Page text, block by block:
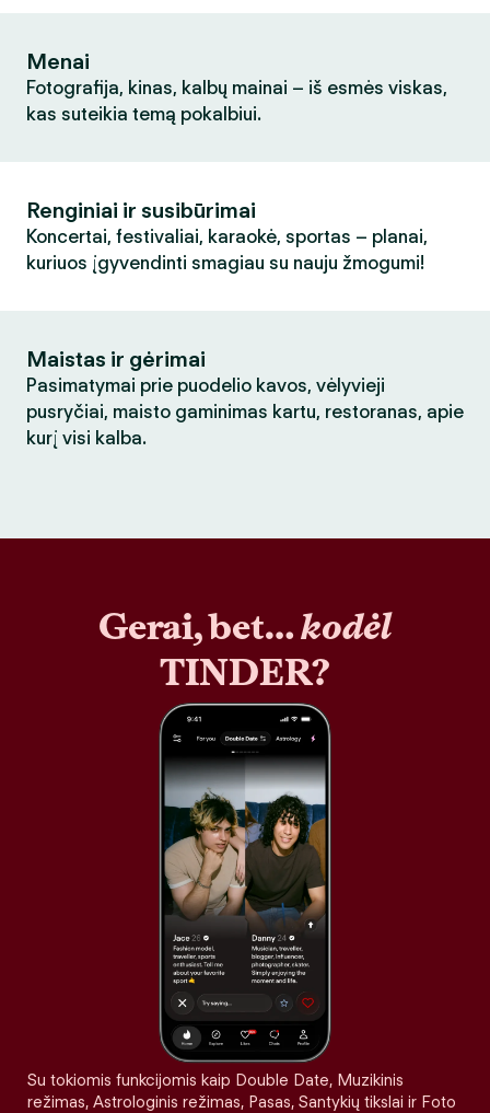
Menai
Fotografija, kinas, kalbų mainai – iš esmės viskas,
kas suteikia temą pokalbiui.
Renginiai ir susibūrimai
Koncertai, festivaliai, karaokė, sportas – planai,
kuriuos įgyvendinti smagiau su nauju žmogumi!
Maistas ir gėrimai
Pasimatymai prie puodelio kavos, vėlyvieji
pusryčiai, maisto gaminimas kartu, restoranas, apie
kurį visi kalba.
Gerai, bet…kodėl
TINDER?
Su tokiomis funkcijomis kaip Double Date, Muzikinis
režimas, Astrologinis režimas, Pasas, Santykių tikslai ir Foto